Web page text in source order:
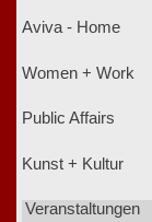
Aviva - Home
Women + Work
Public Affairs
Kunst + Kultur
Veranstaltungen